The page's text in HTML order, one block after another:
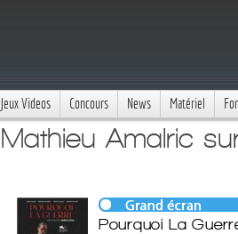
Jeux Videos Concours News Matériel
Mathieu Amalric
Pourquoi La